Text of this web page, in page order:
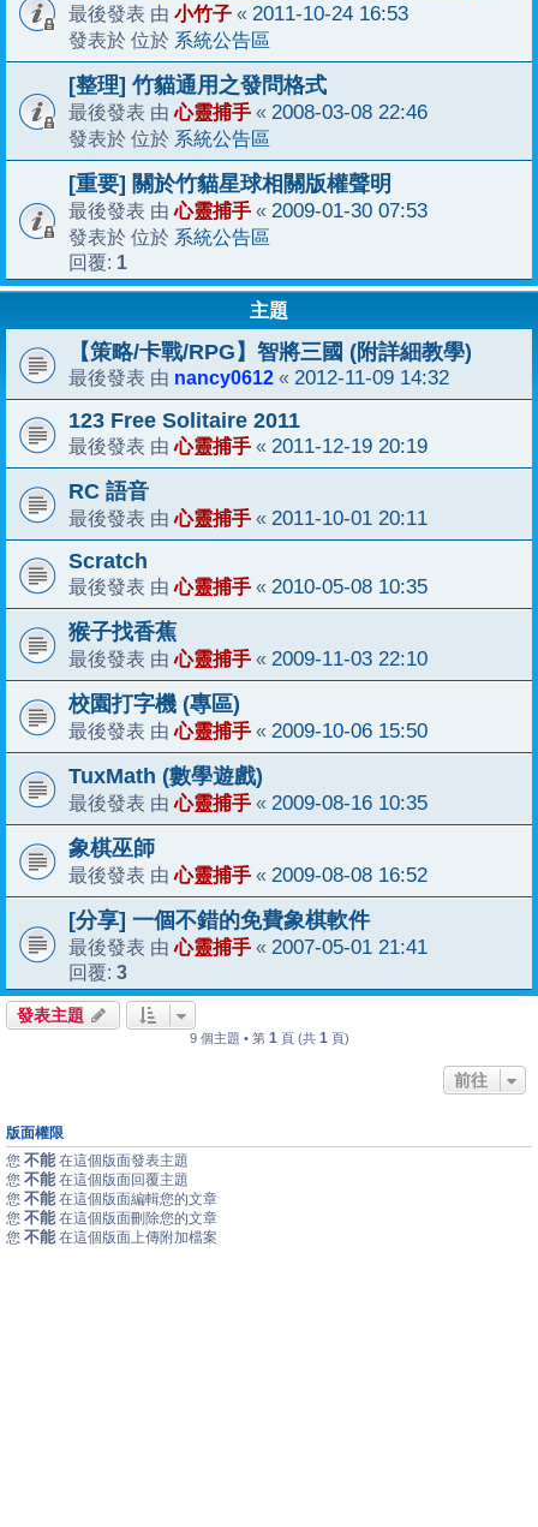
最後發表 由 小竹子 « 2011-10-24 16:53
發表於 位於 系統公告區
[整理] 竹貓通用之發問格式
最後發表 由心靈捕手 « 2008-03-08 22:46
發表於 位於 系統公告區
[重要] 關於竹貓星球相關版權聲明
最後發表 由心靈捕手 « 2009-01-30 07:53
發表於 位於 系統公告區
回覆: 1
主題
【策略/卡戰/RPG】智將三國 (附詳細教學)
最後發表 由 nancy0612 « 2012-11-09 14:32
123 Free Solitaire 2011
最後發表 由心靈捕手 « 2011-12-19 20:19
RC 語音
最後發表 由心靈捕手 « 2011-10-01 20:11
Scratch
最後發表 由心靈捕手 « 2010-05-08 10:35
猴子找香蕉
最後發表 由心靈捕手 « 2009-11-03 22:10
校園打字機 (專區)
最後發表 由心靈捕手 « 2009-10-06 15:50
TuxMath (數學遊戲)
最後發表 由心靈捕手 « 2009-08-16 10:35
象棋巫師
最後發表 由心靈捕手 « 2009-08-08 16:52
[分享] 一個不錯的免費象棋軟件
最後發表 由心靈捕手 « 2007-05-01 21:41
回覆: 3
發表主題
9 個主題 • 第 1 頁 (共 1 頁)
前往
版面權限
您 不能 在這個版面發表主題
您 不能 在這個版面回覆主題
您 不能 在這個版面編輯您的文章
您 不能 在這個版面刪除您的文章
您 不能 在這個版面上傳附加檔案